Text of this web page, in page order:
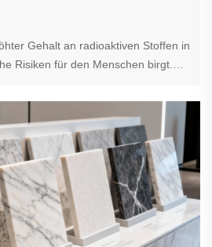
Gehalt an radioaktiven Stoffen in
Risiken für den Menschen birgt.